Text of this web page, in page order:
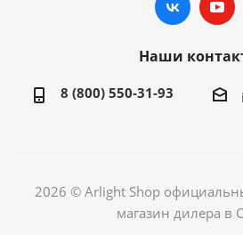
Наши
8 (800) 550-31-93
2026 © Arlight Shop
магазин дилера в